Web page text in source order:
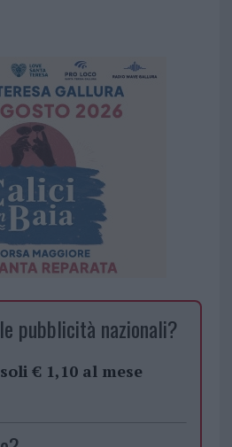
pubblicità nazionali?
soli € 1,10 al mese